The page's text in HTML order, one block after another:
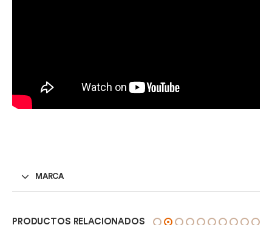
MARCA
PRODUCTOS RELACIONADOS